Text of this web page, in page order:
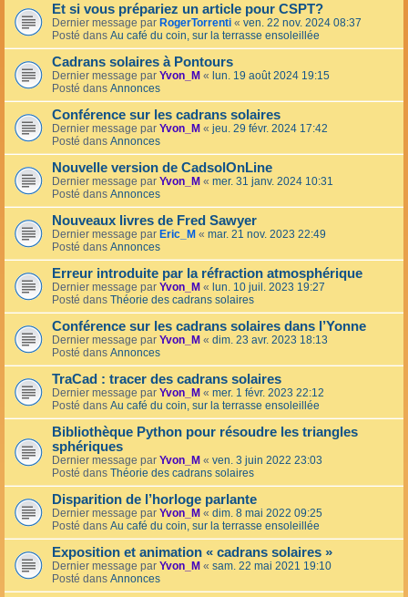
Et si vous prépariez un article pour CSPT?
Dernier message par RogerTorrenti « ven. 22 nov. 2024 08:37
Posté dans Au café du coin, sur la terrasse ensoleillée
Cadrans solaires à Pontours
Dernier message par Yvon_M « lun. 19 août 2024 19:15
Posté dans Annonces
Conférence sur les cadrans solaires
Dernier message par Yvon_M « jeu. 29 févr. 2024 17:42
Posté dans Annonces
Nouvelle version de CadsolOnLine
Dernier message par Yvon_M « mer. 31 janv. 2024 10:31
Posté dans Annonces
Nouveaux livres de Fred Sawyer
Dernier message par Eric_M « mar. 21 nov. 2023 22:49
Posté dans Annonces
Erreur introduite par la réfraction atmosphérique
Dernier message par Yvon_M « lun. 10 juil. 2023 19:27
Posté dans Théorie des cadrans solaires
Conférence sur les cadrans solaires dans l’Yonne
Dernier message par Yvon_M « dim. 23 avr. 2023 18:13
Posté dans Annonces
TraCad : tracer des cadrans solaires
Dernier message par Yvon_M « mer. 1 févr. 2023 22:12
Posté dans Au café du coin, sur la terrasse ensoleillée
Bibliothèque Python pour résoudre les triangles
sphériques
Dernier message par Yvon_M « ven. 3 juin 2022 23:03
Posté dans Théorie des cadrans solaires
Disparition de l’horloge parlante
Dernier message par Yvon_M « dim. 8 mai 2022 09:25
Posté dans Au café du coin, sur la terrasse ensoleillée
Exposition et animation « cadrans solaires »
Dernier message par Yvon_M « sam. 22 mai 2021 19:10
Posté dans Annonces